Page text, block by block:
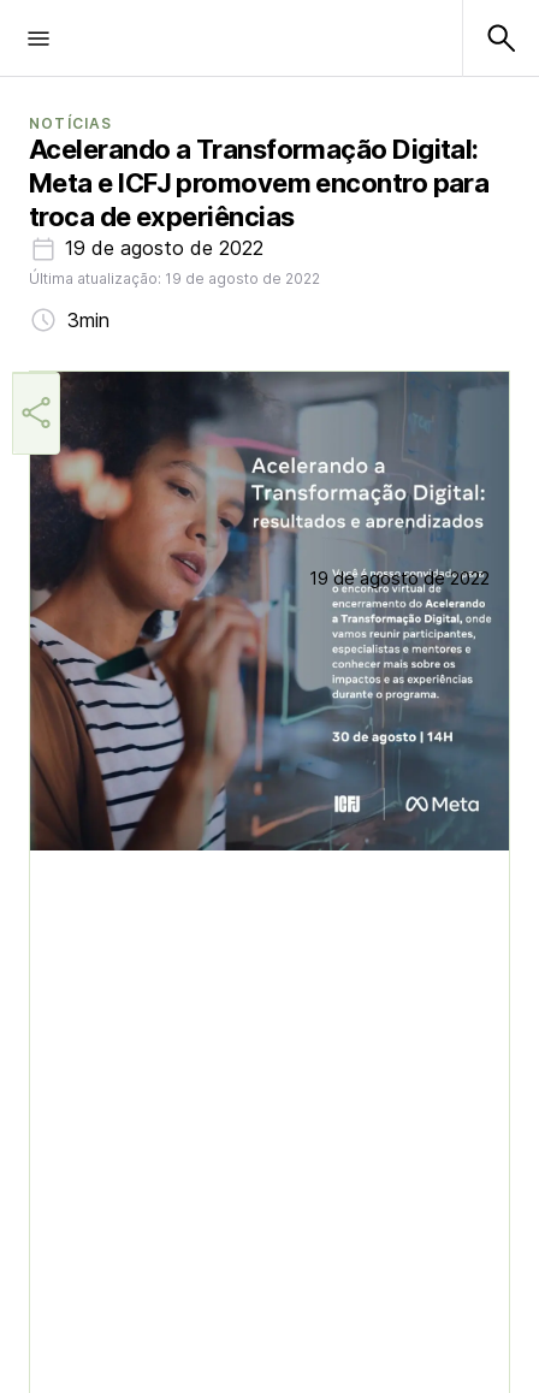
NOTÍCIAS
Acelerando a Transformação Digital:
Meta e ICFJ promovem encontro para
troca de experiências
19 de agosto de 2022
Última atualização: 19 de agosto de 2022
3min
Márcia Miranda
19 de agosto de 2022